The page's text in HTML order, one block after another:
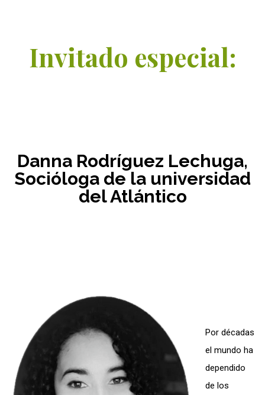
Invitado especial:
Danna Rodríguez Lechuga,
Socióloga de la universidad
del Atlántico
Por décadas
el mundo ha
dependido
de los